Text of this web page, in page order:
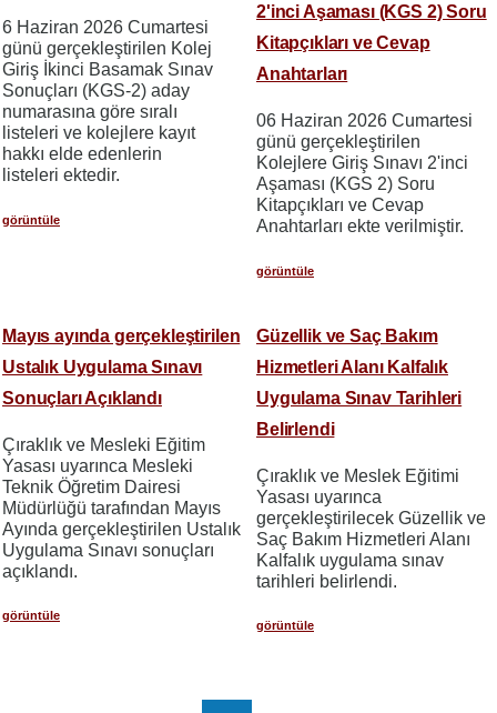
6 Haziran 2026 Cumartesi
günü gerçekleştirilen Kolej
Giriş İkinci Basamak Sınav
Sonuçları (KGS-2) aday
numarasına göre sıralı
listeleri ve kolejlere kayıt
hakkı elde edenlerin
listeleri ektedir.
görüntüle
2'inci Aşaması (KGS 2) Soru
Kitapçıkları ve Cevap
Anahtarları
06 Haziran 2026 Cumartesi
günü gerçekleştirilen
Kolejlere Giriş Sınavı 2'inci
Aşaması (KGS 2) Soru
Kitapçıkları ve Cevap
Anahtarları ekte verilmiştir.
görüntüle
Mayıs ayında gerçekleştirilen
Ustalık Uygulama Sınavı
Sonuçları Açıklandı
Çıraklık ve Mesleki Eğitim
Yasası uyarınca Mesleki
Teknik Öğretim Dairesi
Müdürlüğü tarafından Mayıs
Ayında gerçekleştirilen Ustalık
Uygulama Sınavı sonuçları
açıklandı.
görüntüle
Güzellik ve Saç Bakım
Hizmetleri Alanı Kalfalık
Uygulama Sınav Tarihleri
Belirlendi
Çıraklık ve Meslek Eğitimi
Yasası uyarınca
gerçekleştirilecek Güzellik ve
Saç Bakım Hizmetleri Alanı
Kalfalık uygulama sınav
tarihleri belirlendi.
görüntüle